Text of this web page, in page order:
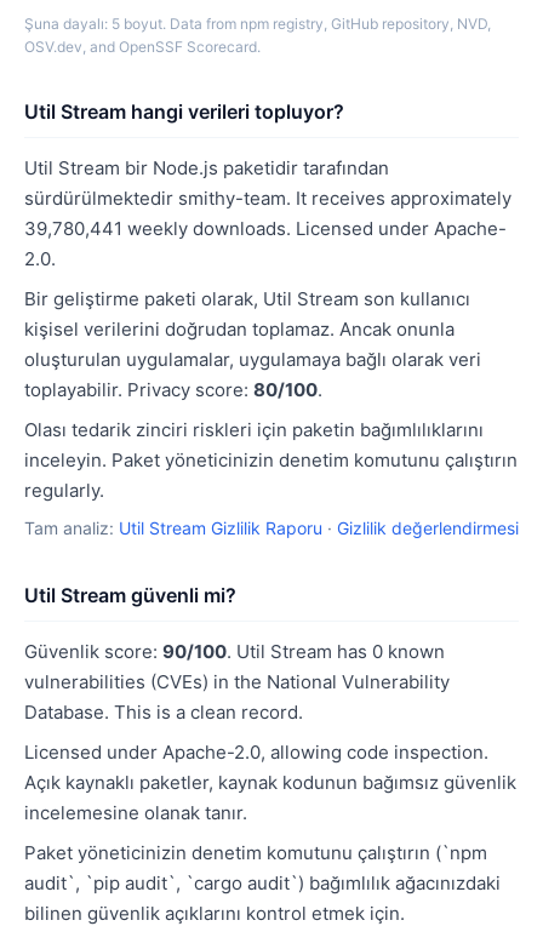
Şuna dayalı: 5 boyut. Data from npm registry, GitHub repository, NVD,
OSV.dev, and OpenSSF Scorecard.
Util Stream hangi verileri topluyor?
Util Stream bir Node.js paketidir tarafından
sürdürülmektedir smithy-team. It receives approximately
39,780,441 weekly downloads. Licensed under Apache-
2.0.
Bir geliştirme paketi olarak, Util Stream son kullanıcı
kişisel verilerini doğrudan toplamaz. Ancak onunla
oluşturulan uygulamalar, uygulamaya bağlı olarak veri
toplayabilir. Privacy score: 80/100.
Olası tedarik zinciri riskleri için paketin bağımlılıklarını
inceleyin. Paket yöneticinizin denetim komutunu çalıştırın
regularly.
Tam analiz: Util Stream Gizlilik Raporu · Gizlilik değerlendirmesi
Util Stream güvenli mi?
Güvenlik score: 90/100. Util Stream has 0 known
vulnerabilities (CVEs) in the National Vulnerability
Database. This is a clean record.
Licensed under Apache-2.0, allowing code inspection.
Açık kaynaklı paketler, kaynak kodunun bağımsız güvenlik
incelemesine olanak tanır.
Paket yöneticinizin denetim komutunu çalıştırın (`npm
audit`, `pip audit`, `cargo audit`) bağımlılık ağacınızdaki
bilinen güvenlik açıklarını kontrol etmek için.